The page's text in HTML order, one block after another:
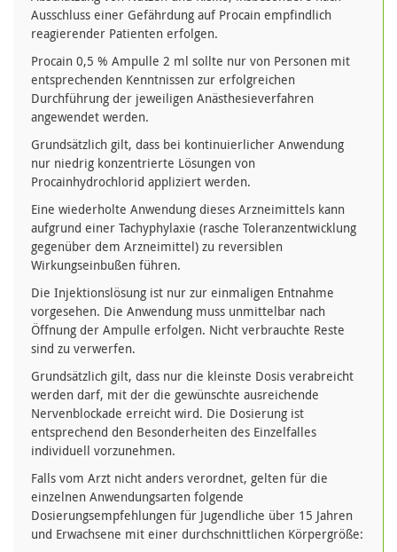
Ausschluss einer Gefährdung auf Procain empfindlich
reagierender Patienten erfolgen.
Procain 0,5 % Ampulle 2 ml sollte nur von Personen mit
entsprechenden Kenntnissen zur erfolgreichen
Durchführung der jeweiligen Anästhesieverfahren
angewendet werden.
Grundsätzlich gilt, dass bei kontinuierlicher Anwendung
nur niedrig konzentrierte Lösungen von
Procainhydrochlorid appliziert werden.
Eine wiederholte Anwendung dieses Arzneimittels kann
aufgrund einer Tachyphylaxie (rasche Toleranzentwicklung
gegenüber dem Arzneimittel) zu reversiblen
Wirkungseinbußen führen.
Die Injektionslösung ist nur zur einmaligen Entnahme
vorgesehen. Die Anwendung muss unmittelbar nach
Öffnung der Ampulle erfolgen. Nicht verbrauchte Reste
sind zu verwerfen.
Grundsätzlich gilt, dass nur die kleinste Dosis verabreicht
werden darf, mit der die gewünschte ausreichende
Nervenblockade erreicht wird. Die Dosierung ist
entsprechend den Besonderheiten des Einzelfalles
individuell vorzunehmen.
Falls vom Arzt nicht anders verordnet, gelten für die
einzelnen Anwendungsarten folgende
Dosierungsempfehlungen für Jugendliche über 15 Jahren
und Erwachsene mit einer durchschnittlichen Körpergröße: